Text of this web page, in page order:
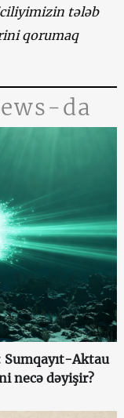
tələb
qorumaq
da
Aktau
necə dəyişir?